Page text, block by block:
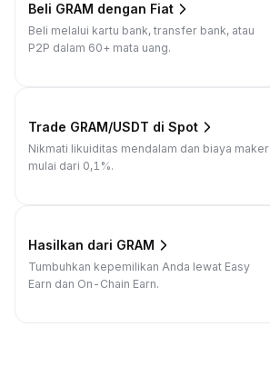
Beli GRAM dengan Fiat
Beli melalui kartu bank, transfer bank, atau
P2P dalam 60+ mata uang.
Trade GRAM/USDT di Spot
Nikmati likuiditas mendalam dan biaya maker
mulai dari 0,1%.
Hasilkan dari GRAM
Tumbuhkan kepemilikan Anda lewat Easy
Earn dan On-Chain Earn.